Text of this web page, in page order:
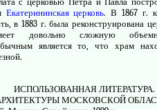
Екатерининская церковь. В 1867 г. к
в 1883 г. была реконструирована
довольно сложную объемно-
является то, что храм
ИСПОЛЬЗОВАННАЯ ЛИТЕРАТУРА.
МОСКОВСКОЙ